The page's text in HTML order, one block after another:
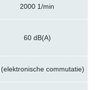
2000 1/min
60 dB(A)
(elektronische commutatie)